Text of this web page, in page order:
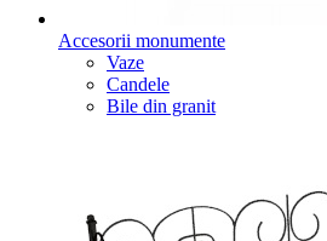
Accesorii monumente
Vaze
Candele
Bile din granit